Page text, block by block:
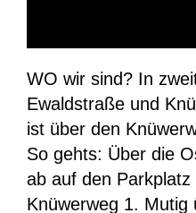
WO wir sind? In
Ewaldstraße und
ist über den
So gehts: Über die
ab auf den
Knüwerweg 1. Mutig